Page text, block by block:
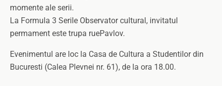
momente ale serii.
La Formula 3 Serile Observator cultural, invitatul
permament este trupa ruePavlov.
Evenimentul are loc la Casa de Cultura a Studentilor din
Bucuresti (Calea Plevnei nr. 61), de la ora 18.00.